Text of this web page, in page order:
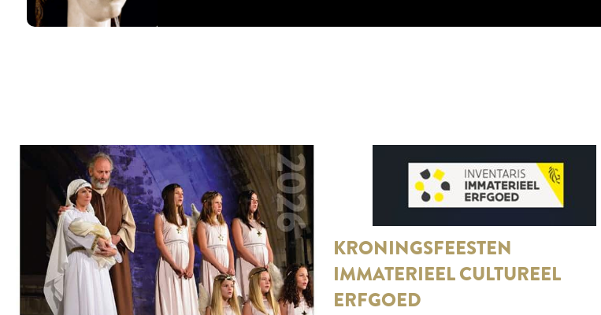
KRONINGSFEESTEN
IMMATERIEEL CULTUREEL
ERFGOED